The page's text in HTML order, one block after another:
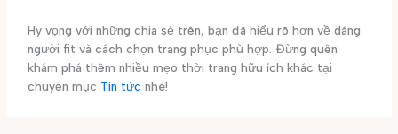
Hy vọng với những chia sẻ trên, bạn đã hiểu rõ hơn về dáng
người fit và cách chọn trang phục phù hợp. Đừng quên
khám phá thêm nhiều mẹo thời trang hữu ích khác tại
chuyên mục Tin tức nhé!